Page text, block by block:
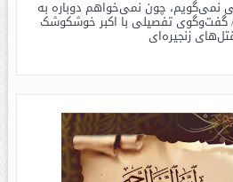
نمی‌گویم، چون نمی‌خواهم دوباره به
/ گفت‌وگوی تفصیلی با اکبر خوشکوشک
زنجیره‌ای